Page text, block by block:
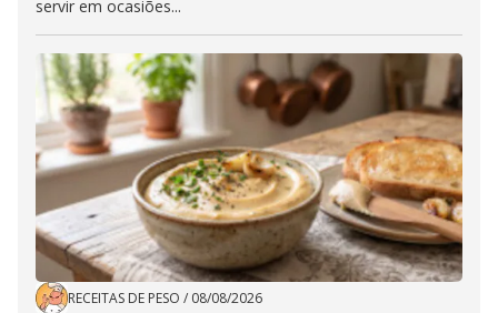
servir em ocasiões...
RECEITAS DE PESO / 08/08/2026